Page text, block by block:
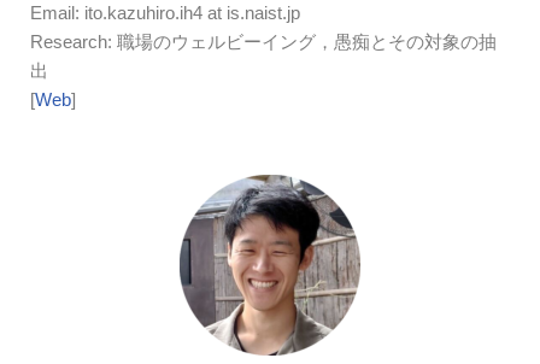
Email: ito.kazuhiro.ih4 at is.naist.jp
Research: 職場のウェルビーイング，愚痴とその対象の抽
出
[Web]